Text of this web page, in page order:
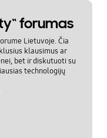
forumas
Lietuvoje. Čia
klausimus ar
bet ir diskutuoti su
technologijų